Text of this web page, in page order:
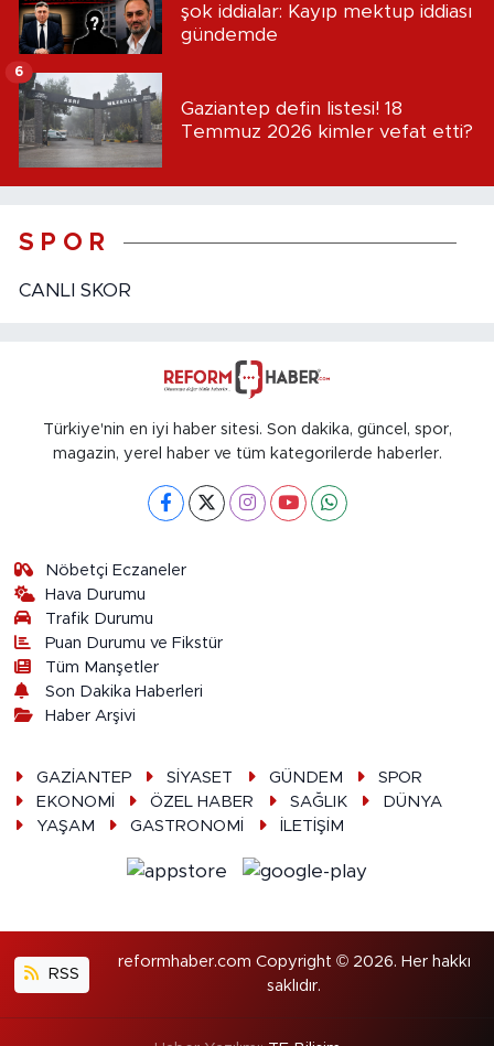
şok iddialar: Kayıp mektup iddiası
gündemde
Gaziantep defin listesi! 18
Temmuz 2026 kimler vefat etti?
6
S P O R
CANLI SKOR
Türkiye'nin en iyi haber sitesi. Son dakika, güncel, spor,
magazin, yerel haber ve tüm kategorilerde haberler.
Nöbetçi Eczaneler
Hava Durumu
Trafik Durumu
Puan Durumu ve Fikstür
Tüm Manşetler
Son Dakika Haberleri
Haber Arşivi
GAZİANTEP SİYASET GÜNDEM
SPOR
EKONOMİ
ÖZEL HABER SAĞLIK
DÜNYA
YAŞAM
GASTRONOMİ İLETİŞİM
RSS
reformhaber.com Copyright © 2026. Her hakkı
saklıdır.